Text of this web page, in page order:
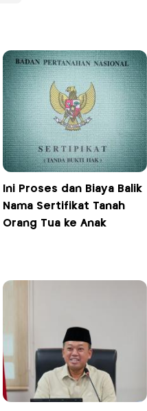
Ini Proses dan Biaya Balik
Nama Sertifikat Tanah
Orang Tua ke Anak